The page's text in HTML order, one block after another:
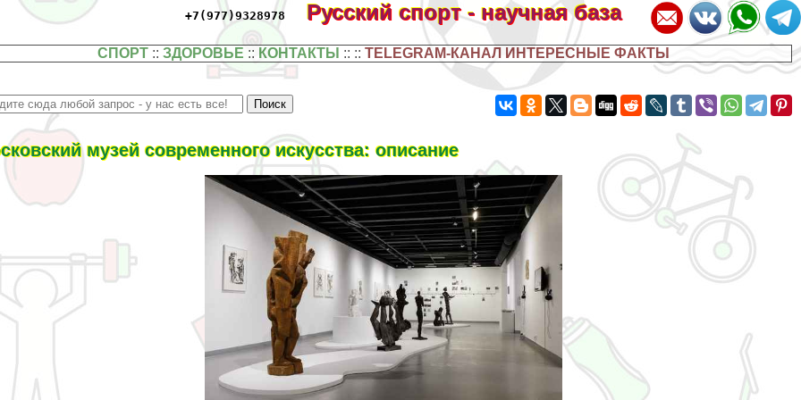
+7(977)9328978 Русский спорт - научная база
СПОРТ ::ЗДОРОВЬЕ :: КОНТАКТЫ :: ::TELEGRAM-КАНАЛ ИНТЕРЕСНЫЕ ФАКТЫ
музей современного искусства: описание